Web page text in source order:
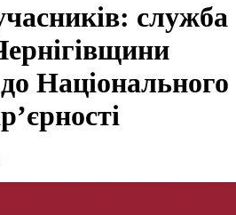
служба
Національного